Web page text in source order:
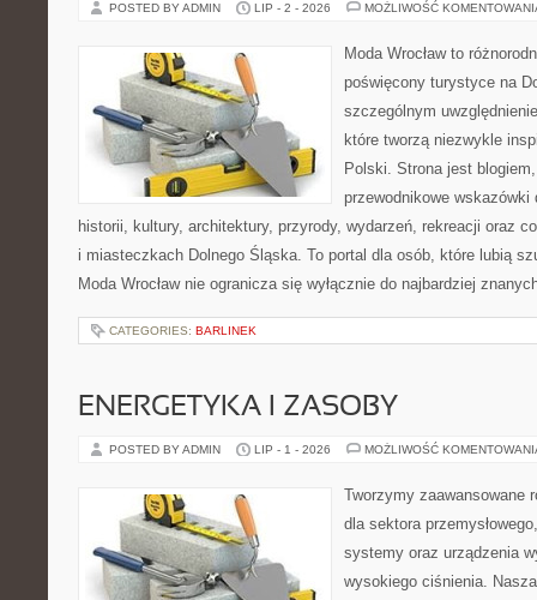
POSTED BY ADMIN LIP - 2 - 2026 MOŻLIWOŚĆ
Moda Wrocław to
poświęcony turystyce na
szczególnym
które tworzą niezwykle
Polski. Strona jest
przewodnikowe
historii, kultury, architektury, przyrody, wydarzeń, rekreacji oraz
i miasteczkach Dolnego Śląska. To portal dla osób, które lubią
Moda Wrocław nie ogranicza się wyłącznie do najbardziej
CATEGORIES: BARLINEK
ENERGETYKA I ZASOBY
POSTED BY ADMIN LIP - 1 - 2026 MOŻLIWOŚĆ
Tworzymy zaawansowane
dla sektora
systemy oraz urządzenia
wysokiego ciśnienia.